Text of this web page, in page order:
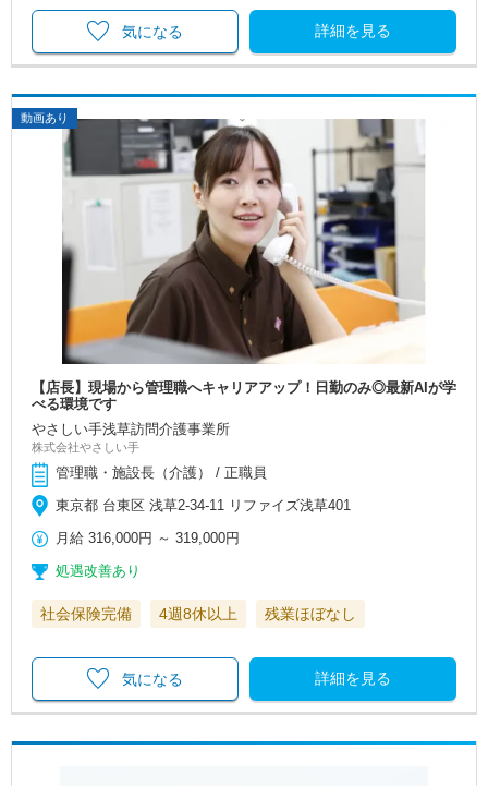
詳細を見る
気になる
動画あり
【店長】現場から管理職へキャリアアップ！日勤のみ◎最新AIが学
べる環境です
やさしい手浅草訪問介護事業所
株式会社やさしい手
管理職・施設長（介護） / 正職員
東京都 台東区 浅草2-34-11 リファイズ浅草401
月給 316,000円 ～319,000円
処遇改善あり
社会保険完備 4週8休以上 残業ほぼなし
詳細を見る
気になる